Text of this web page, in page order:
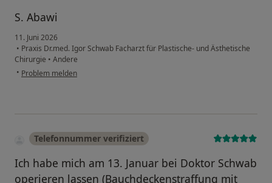
S. Abawi
11. Juni 2026
• Praxis Dr.med. Igor Schwab Facharzt für Plastische- und Ästhetische
Chirurgie • Andere
• Problem melden
Telefonnummer verifiziert
Ich habe mich am 13. Januar bei Doktor Schwab
operieren lassen (Bauchdeckenstraffung mit